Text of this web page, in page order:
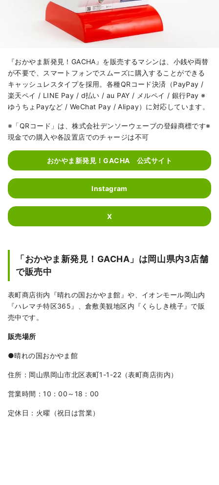
『おかやま新発見！GACHA』を販売するマシンは、小銭や両替
が不要で、スマートフォンでスムーズに購入することができる
キャッシュレスタイプを採用。各種QRコード決済（PayPay /
楽天ペイ / LINE Pay / d払い / au PAY / メルペイ / 銀行Pay ※
ゆうちょPayなど / WeChat Pay / Alipay）に対応しています。
※「QRコード」は、株式会社デンソーウェーブの登録商標です※
現金での購入や各設置店でのチャージは不可
おかやま新発見！GACHA 公式サイト
Instagram
X
「おかやま新発見！GACHA」は岡山県内3店舗
で販売中
表町商店街内『晴れの国おかやま館』や、イオンモール岡山内
『ハレマチ特区365』、倉敷美観地区内『くらしき桃子』で販
売中です。
販売場所
●晴れの国おかやま館
住所：岡山県岡山市北区表町1-1-22（表町商店街内）
営業時間：10：00～18：00
定休日：火曜（祝日は営業）